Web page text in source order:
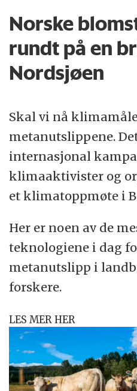
Norske
rundt på en
Nordsjøen
Skal vi nå
metanutslippene.
internasjonal
klimaaktivister og
et klimatoppmøte i
Her er noen av de
teknologiene i dag
metanutslipp i
forskere.
LES MER HER